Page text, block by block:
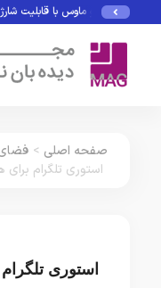
کیبورد و ماوس با قابلیت شارژ
صفحه اصلی >
استوری تلگرام
استوری